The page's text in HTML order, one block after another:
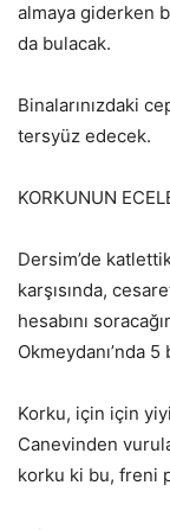
almaya giderken
da bulacak.
Binalarınızdaki
tersyüz edecek.
KORKUNUN
Dersim’de
karşısında,
hesabını
Okmeydanı’nda
Korku, için için
Canevinden
korku ki bu, freni